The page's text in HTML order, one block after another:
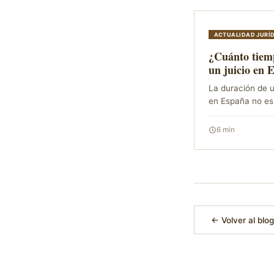
ACTUALIDAD
¿Cuánto
un juicio en
La duración de
en España no
para todos los
depende del tipo
complejidad, las
6 min
← Volver al blog